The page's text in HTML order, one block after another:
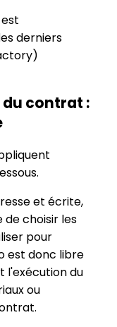
derniers
contrat :
et écrite,
choisir les
pour
est donc libre
l'exécution du
ou